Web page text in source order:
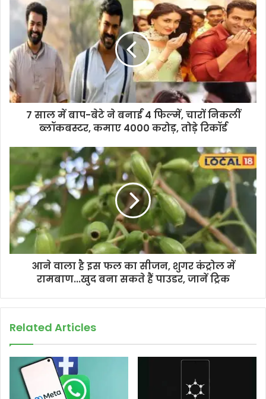
7 साल में बाप-बेटे ने बनाईं 4 फिल्में, चारों निकलीं
ब्लॉकबस्टर, कमाए 4000 करोड़, तोड़े रिकॉर्ड
आने वाला है इस फल का सीजन, शुगर कंट्रोल में
रामबाण...खुद बना सकते हैं पाउडर, जानें ट्रिक
Related Articles